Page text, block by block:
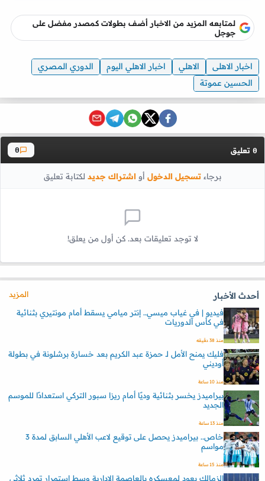
لمتابعه المزيد من الاخبار أضف بطولات كمصدر مفضل على
جوجل
اخبار الاهلى الاهلي اخبار الاهلي اليوم
الدوري المصري
الحسين عموتة
0 تعليق 0
برجاءتسجيل الدخول أواشتراك جديد لكتابة تعليق
لا توجد تعليقات بعد. كن أول من يعلق!
أحدث الأخبار
المزيد
فيديو | في غياب ميسي.. إنتر ميامي يسقط أمام مونتيري بثنائية
في كأس الدوريات
منذ 38 دقيقه
فليك يمنح الأمل لـ حمزة عبد الكريم بعد خسارة برشلونة في بطولة
أوديني
منذ 10 ساعة
بيراميدز يخسر بثنائية وديًا أمام ريزا سبور التركي استعدادًا للموسم
الجديد
منذ 13 ساعة
خاص.. بيراميدز يحصل على توقيع لاعب الأهلي السابق لمدة 3
مواسم
منذ 15 ساعة
الزمالك يعود لمعسكره بالعاصمة الإدارية وسط استمرار تمرد ثلاثي